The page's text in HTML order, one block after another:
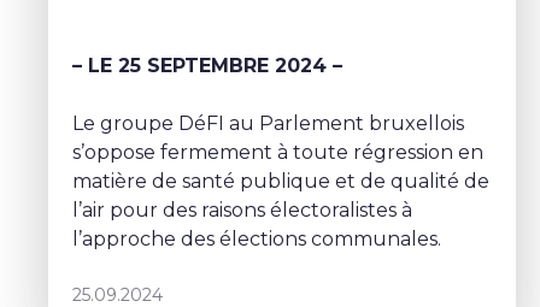
– LE 25 SEPTEMBRE 2024 –
Le groupe DéFI au Parlement bruxellois
s’oppose fermement à toute régression en
matière de santé publique et de qualité de
l’air pour des raisons électoralistes à
l’approche des élections communales.
25.09.2024